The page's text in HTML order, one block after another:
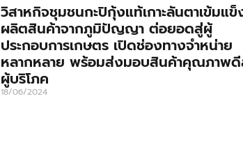
วิสาหกิจชุมชนกะปิกุ้งแท้เกาะลันตาเข้มแข็
ผลิตสินค้าจากภูมิปัญญา ต่อยอดสู่ผู้
ประกอบการเกษตร เปิดช่องทางจำหน่าย
หลากหลาย พร้อมส่งมอบสินค้าคุณภาพ
ผู้บริโภค
18/06/2024